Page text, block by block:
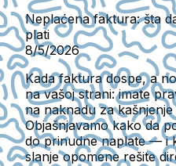
Neplaćena faktura: šta
plati
8/5/2026
Kada faktura dospe, a
na vašoj strani: imate
na naknadu za
Objašnjavamo kako da
do prinudne naplate — i
slanje opomene rešite